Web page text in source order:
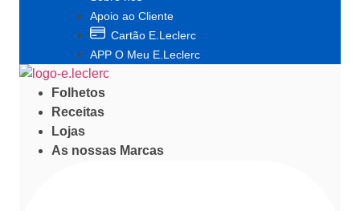
Apoio ao Cliente
Cartão E.Leclerc
APP O Meu E.Leclerc
Folhetos
Receitas
Lojas
As nossas Marcas